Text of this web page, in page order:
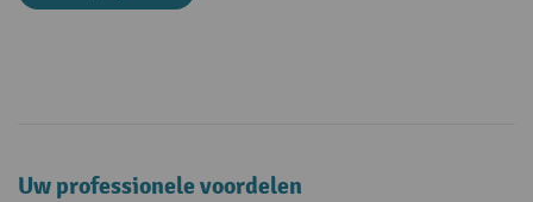
Uw professionele voordelen